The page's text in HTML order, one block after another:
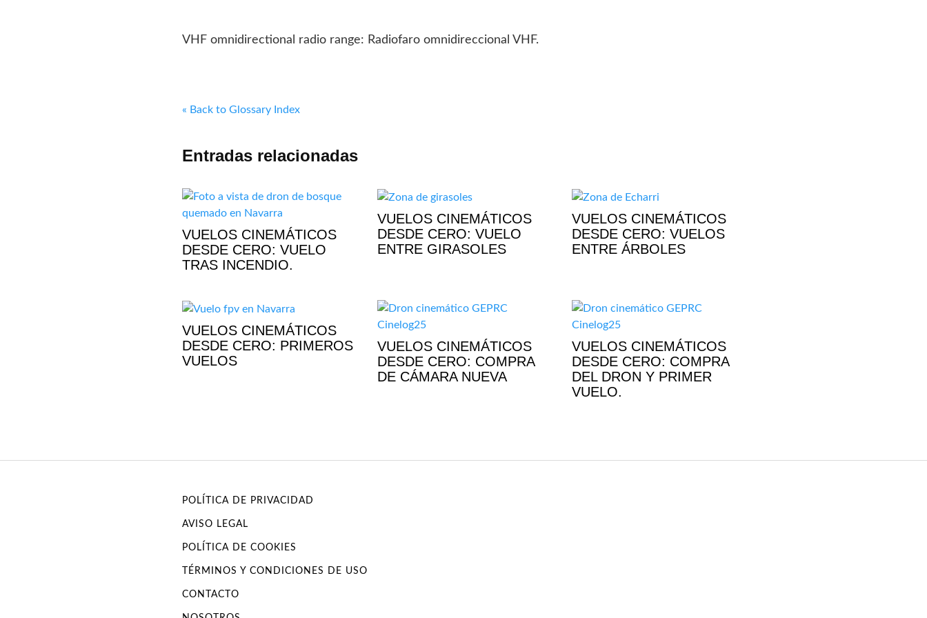
VHF omnidirectional radio range: Radiofaro omnidireccional VHF.
« Back to Glossary Index
Entradas relacionadas
VUELOS CINEMÁTICOS
DESDE CERO: VUELO
TRAS INCENDIO.
VUELOS CINEMÁTICOS
DESDE CERO: VUELO
ENTRE GIRASOLES
VUELOS CINEMÁTICOS
DESDE CERO: VUELOS
ENTRE ÁRBOLES
VUELOS CINEMÁTICOS
DESDE CERO: PRIMEROS
VUELOS
VUELOS CINEMÁTICOS
DESDE CERO: COMPRA
DE CÁMARA NUEVA
VUELOS CINEMÁTICOS
DESDE CERO: COMPRA
DEL DRON Y PRIMER
VUELO.
POLÍTICA DE PRIVACIDAD
AVISO LEGAL
POLÍTICA DE COOKIES
TÉRMINOS Y CONDICIONES DE USO
CONTACTO